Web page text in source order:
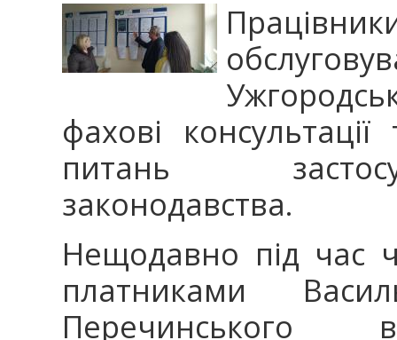
фахові
питань
законодавства.
Нещодавно під час
платниками
Перечинського